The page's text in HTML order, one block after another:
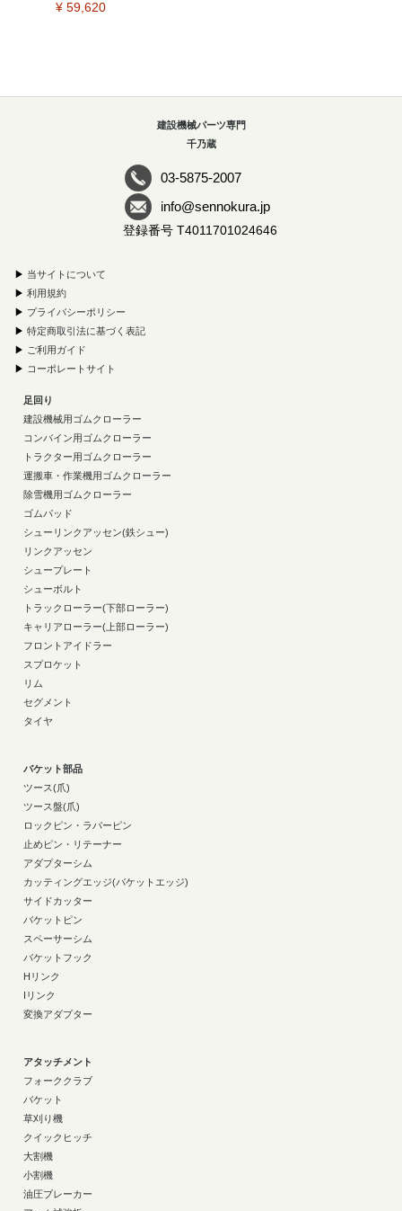
¥ 59,620
建設機械パーツ専門
千乃蔵
03-5875-2007
info@sennokura.jp
登録番号 T4011701024646
▶ 当サイトについて
▶ 利用規約
▶ プライバシーポリシー
▶ 特定商取引法に基づく表記
▶ ご利用ガイド
▶ コーポレートサイト
足回り
建設機械用ゴムクローラー
コンバイン用ゴムクローラー
トラクター用ゴムクローラー
運搬車・作業機用ゴムクローラー
除雪機用ゴムクローラー
ゴムパッド
シューリンクアッセン(鉄シュー)
リンクアッセン
シュープレート
シューボルト
トラックローラー(下部ローラー)
キャリアローラー(上部ローラー)
フロントアイドラー
スプロケット
リム
セグメント
タイヤ
バケット部品
ツース(爪)
ツース盤(爪)
ロックピン・ラバーピン
止めピン・リテーナー
アダプターシム
カッティングエッジ(バケットエッジ)
サイドカッター
バケットピン
スペーサーシム
バケットフック
Hリンク
Iリンク
変換アダプター
アタッチメント
フォーククラブ
バケット
草刈り機
クイックヒッチ
大割機
小割機
油圧ブレーカー